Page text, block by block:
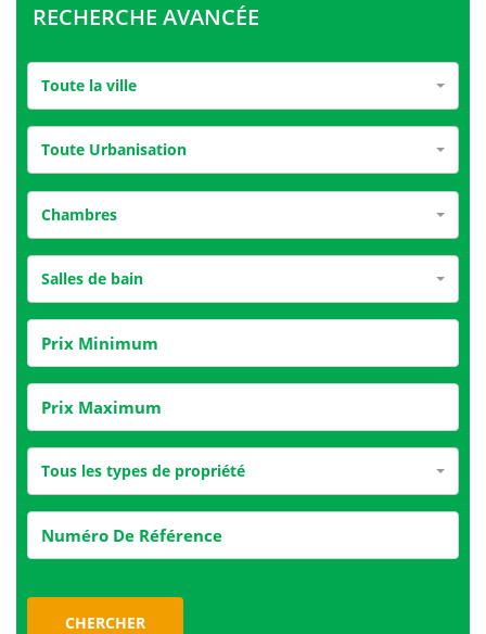
RECHERCHE AVANCÉE
Toute la ville
Toute Urbanisation
Chambres
Salles de bain
Tous les types de propriété
CHERCHER